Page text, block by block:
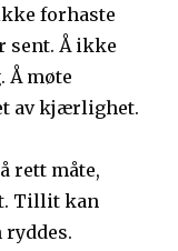
forhaste
sent. Å ikke
Å møte
av kjærlighet.
rett måte,
Tillit kan
ryddes.